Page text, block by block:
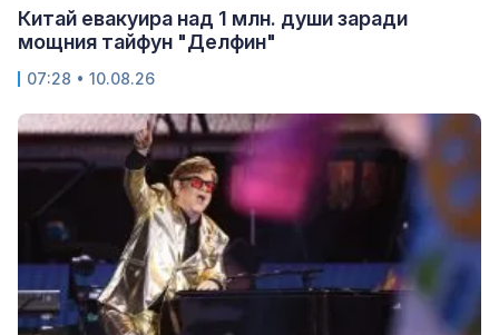
Китай евакуира над 1 млн. души заради
мощния тайфун "Делфин"
07:28 • 10.08.26